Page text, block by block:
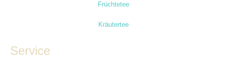
Früchtetee
Kräutertee
Service